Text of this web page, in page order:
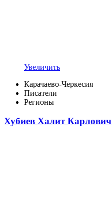
Увеличить
Карачаево-Черкесия
Писатели
Регионы
Хубиев Халит Карлович